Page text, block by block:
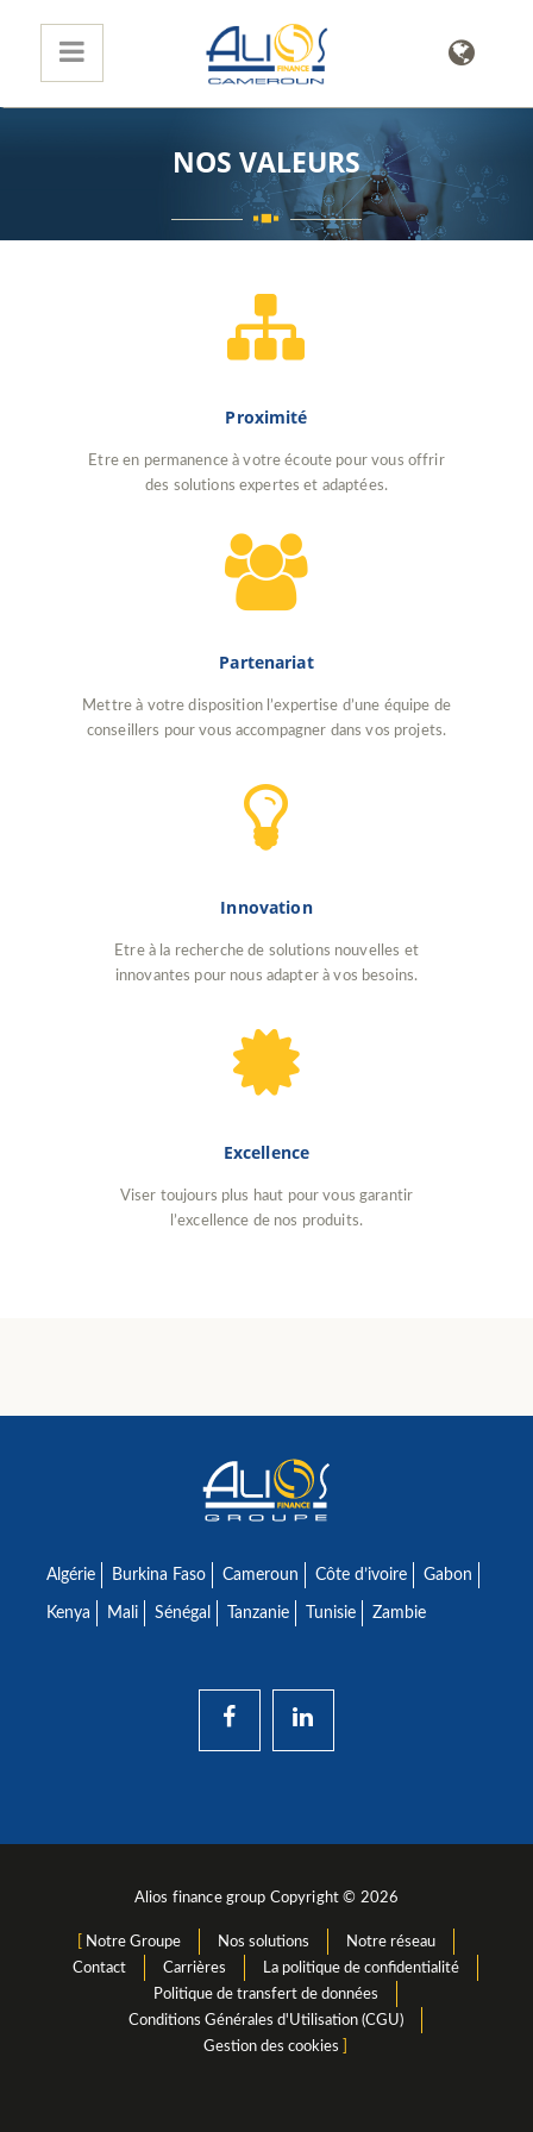
NOS VALEURS
Proximité
Etre en permanence à votre écoute pour vous offrir
des solutions expertes et adaptées.
Partenariat
Mettre à votre disposition l’expertise d’une équipe de
conseillers pour vous accompagner dans vos projets.
Innovation
Etre à la recherche de solutions nouvelles et
innovantes pour nous adapter à vos besoins.
Excellence
Viser toujours plus haut pour vous garantir
l’excellence de nos produits.
Algérie Burkina Faso Cameroun Côte d’ivoire Gabon
Kenya Mali Sénégal Tanzanie Tunisie Zambie
Alios finance group Copyright © 2026
Notre Groupe Nos solutions
Notre réseau
Contact
Carrières
La politique de confidentialité
Politique de transfert de données
Conditions Générales d'Utilisation (CGU)
Gestion des cookies